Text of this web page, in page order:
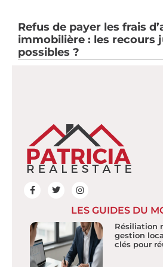
Refus de payer les frais
immobilière : les recours
possibles ?
LES GUIDES DU
Résiliation
gestion
clés pour